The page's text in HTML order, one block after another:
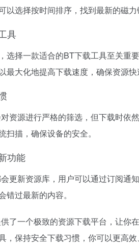
以选择按时间排序，找到最新的磁
具
选择一款适合的BT下载工具至关重
最大化地提高下载速度，确保资源快
资源进行严格的筛选，但下载时依
描，确保设备的安全。
功能
更新资源库，用户可以通过订阅通
错过最新的内容。
了一个极致的资源下载平台，让你
，保持安全下载习惯，你可以更高效